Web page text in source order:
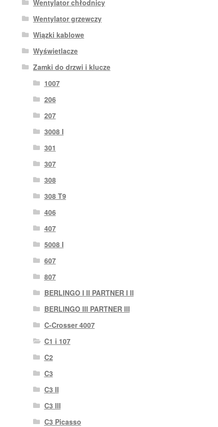
Wentylator chłodnicy
Wentylator grzewczy
Wiązki kablowe
Wyświetlacze
Zamki do drzwi i klucze
1007
206
207
3008 I
301
307
308
308 T9
406
407
5008 I
607
807
BERLINGO I II PARTNER I II
BERLINGO III PARTNER III
C-Crosser 4007
C1 i 107
C2
C3
C3 II
C3 III
C3 Picasso